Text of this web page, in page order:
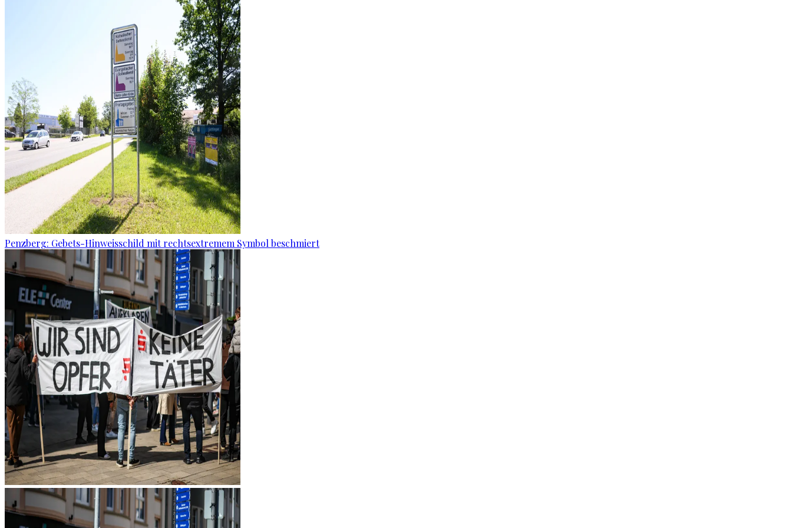
Penzberg: Gebets-Hinweisschild mit rechtsextremem Symbol beschmiert